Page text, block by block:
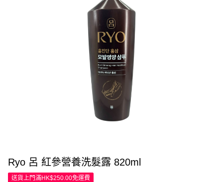
Ryo 呂 紅參營養洗髮露 820ml
送貨上門滿HK$250.00免運費